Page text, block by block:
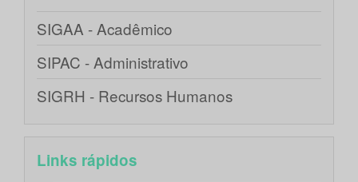
SIGAA - Acadêmico
SIPAC - Administrativo
SIGRH - Recursos Humanos
Links rápidos